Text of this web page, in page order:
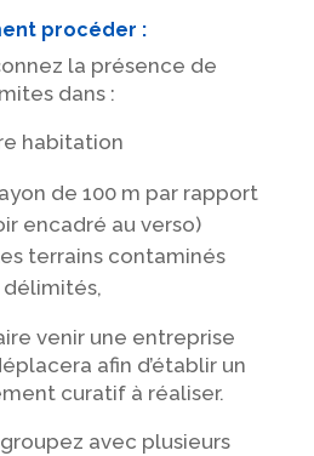
procéder :
la présence de
dans :
habitation
de 100 m par rapport
encadré au verso)
terrains contaminés
délimités,
venir une entreprise
afin d’établir un
curatif à réaliser.
avec plusieurs